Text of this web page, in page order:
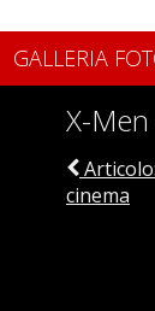
GALLERIA
X-
cinema